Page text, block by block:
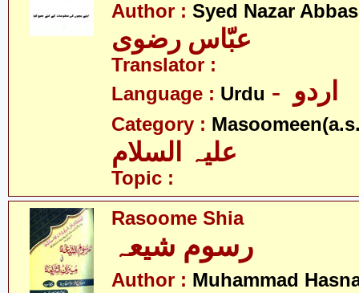
Author : Syed Nazar
عبّاس رضوی
Translator :
Language : Urdu
Category :
Topic :
Rasoome Shia
Author : Muhammad